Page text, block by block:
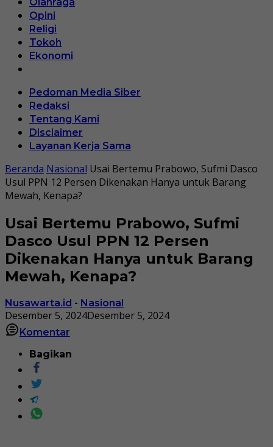
Opini
Religi
Tokoh
Ekonomi
Pedoman Media Siber
Redaksi
Tentang Kami
Disclaimer
Layanan Kerja Sama
Beranda Nasional Usai Bertemu Prabowo, Sufmi Dasco
Usul PPN 12 Persen Dikenakan Hanya untuk Barang
Mewah, Kenapa?
Usai Bertemu Prabowo, Sufmi
Dasco Usul PPN 12 Persen
Dikenakan Hanya untuk Barang
Mewah, Kenapa?
Nusawarta.id - Nasional
Desember 5, 2024Desember 5, 2024
Komentar
Bagikan